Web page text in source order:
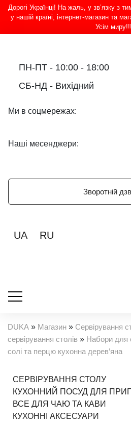
Дорогі Українці! На жаль, у зв’язку з
у нашій країні, інтернет-магазин та
Усім миру!!!
ПН-ПТ - 10:00 - 18:00
СБ-НД - Вихідний
Ми в соцмережах:
Наші месенджери:
Зворотній
UA RU
DUKA » Магазин » Сервірування
сервірування столів » Набори для
солі та перцю кухонна дерев’яна
СЕРВІРУВАННЯ СТОЛУ
КУХОННИЙ ПОСУД ДЛЯ
ВСЕ ДЛЯ ЧАЮ ТА КАВИ
КУХОННІ АКСЕСУАРИ